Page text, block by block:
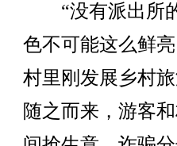
“没有派出所的
色不可能这么鲜
村里刚发展乡村
随之而来，游客